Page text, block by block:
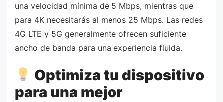
una velocidad mínima de 5 Mbps, mientras que
para 4K necesitarás al menos 25 Mbps. Las redes
4G LTE y 5G generalmente ofrecen suficiente
ancho de banda para una experiencia fluida.
Optimiza tu dispositivo
para una mejor